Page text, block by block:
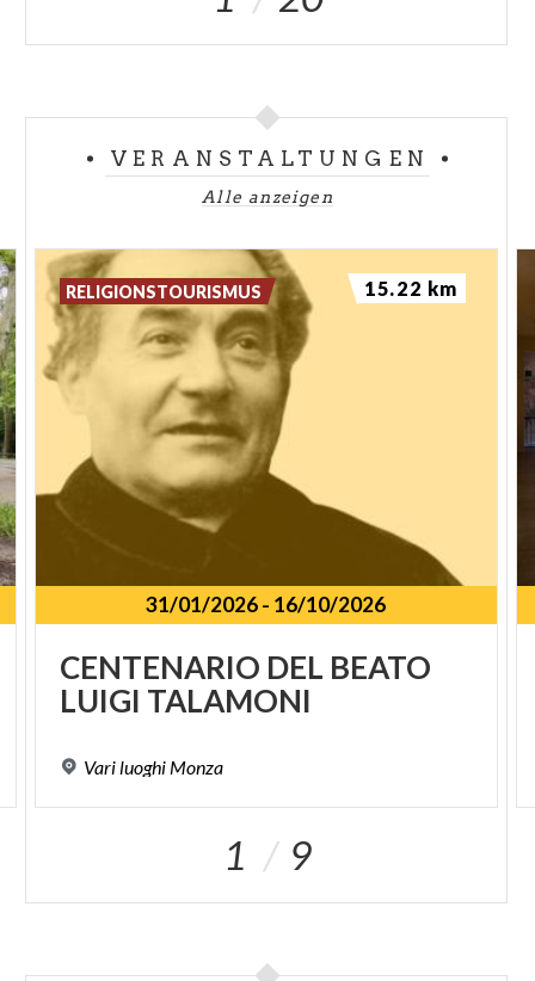
VERANSTALTUNGEN
Alle anzeigen
31/01/2026- 16/10/2026
CENTENARIO DEL BEATO
LUIGI TALAMONI
Variluoghi Monza
RELIGIONSTOURISMUS 15.22 km
1 9